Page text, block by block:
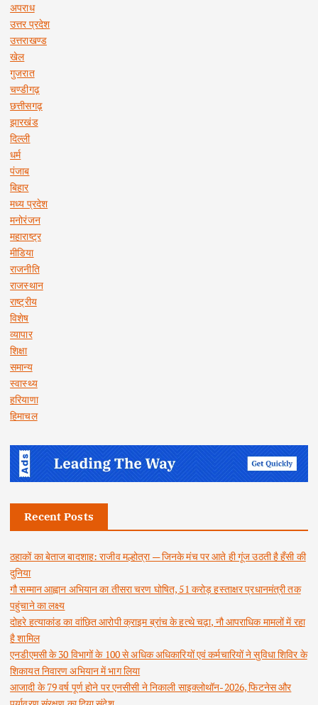
अपराध
उत्तर प्रदेश
उत्तराखण्ड
खेल
गुजरात
चण्डीगढ़
छत्तीसगढ़
झारखंड
दिल्ली
धर्म
पंजाब
बिहार
मध्य प्रदेश
मनोरंजन
महाराष्ट्र
मीडिया
राजनीति
राजस्थान
राष्ट्रीय
विशेष
व्यापार
शिक्षा
समान्य
स्वास्थ्य
हरियाणा
हिमाचल
Recent Posts
ठहाकों का बेताज बादशाह: राजीव मल्होत्रा — जिनके मंच पर आते ही गूंज उठती है हँसी की
दुनिया
गौ सम्मान आह्वान अभियान का तीसरा चरण घोषित, 51 करोड़ हस्ताक्षर प्रधानमंत्री तक
पहुंचाने का लक्ष्य
दोहरे हत्याकांड का वांछित आरोपी क्राइम ब्रांच के हत्थे चढ़ा, नौ आपराधिक मामलों में रहा
है शामिल
एनडीएमसी के 30 विभागों के 100 से अधिक अधिकारियों एवं कर्मचारियों ने सुविधा शिविर के
शिकायत निवारण अभियान में भाग लिया
आजादी के 79 वर्ष पूर्ण होने पर एनसीसी ने निकाली साइक्लोथॉन-2026, फिटनेस और